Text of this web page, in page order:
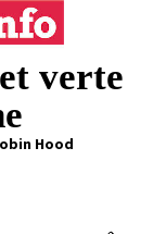
verte
Hood